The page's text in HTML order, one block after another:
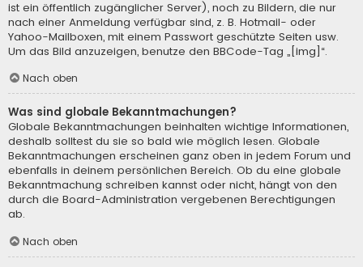
ist ein öffentlich zugänglicher Server), noch zu Bildern, die nur
nach einer Anmeldung verfügbar sind, z. B. Hotmail- oder
Yahoo-Mailboxen, mit einem Passwort geschützte Seiten usw.
Um das Bild anzuzeigen, benutze den BBCode-Tag „[img]“.
Nach oben
Was sind globale Bekanntmachungen?
Globale Bekanntmachungen beinhalten wichtige Informationen,
deshalb solltest du sie so bald wie möglich lesen. Globale
Bekanntmachungen erscheinen ganz oben in jedem Forum und
ebenfalls in deinem persönlichen Bereich. Ob du eine globale
Bekanntmachung schreiben kannst oder nicht, hängt von den
durch die Board-Administration vergebenen Berechtigungen
ab.
Nach oben